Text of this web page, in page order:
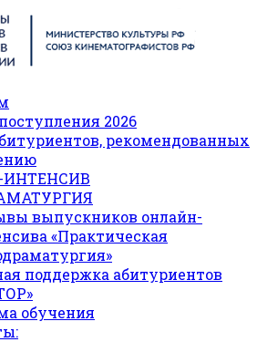
2026
рекомендованных
выпускников онлайн-
«Практическая
поддержка абитуриентов
обучения